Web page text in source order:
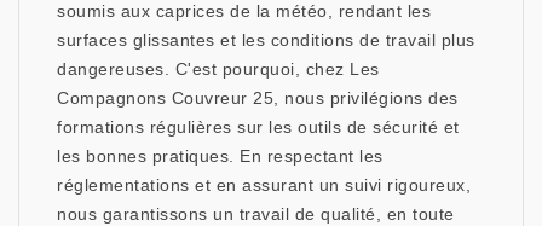
soumis aux caprices de la météo, rendant les
surfaces glissantes et les conditions de travail plus
dangereuses. C'est pourquoi, chez Les
Compagnons Couvreur 25, nous privilégions des
formations régulières sur les outils de sécurité et
les bonnes pratiques. En respectant les
réglementations et en assurant un suivi rigoureux,
nous garantissons un travail de qualité, en toute